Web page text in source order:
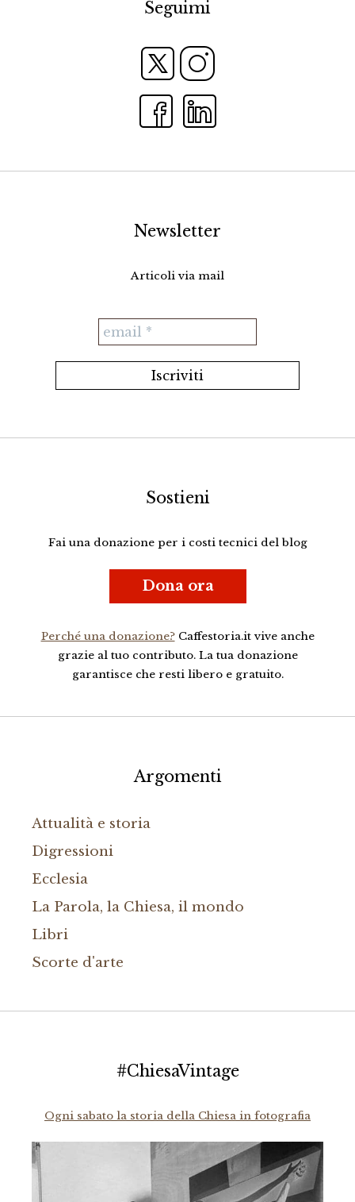
Seguimi
Newsletter
Articoli via mail
Sostieni
Fai una donazione per i costi tecnici del blog
Dona ora
Perché una donazione?Caffestoria.it vive anche
grazie al tuo contributo. La tua donazione
garantisce che resti libero e gratuito.
Argomenti
Attualità e storia
Digressioni
Ecclesia
La Parola, la Chiesa, il mondo
Libri
Scorte d'arte
#ChiesaVintage
Ogni sabato la storia della Chiesa in fotografia